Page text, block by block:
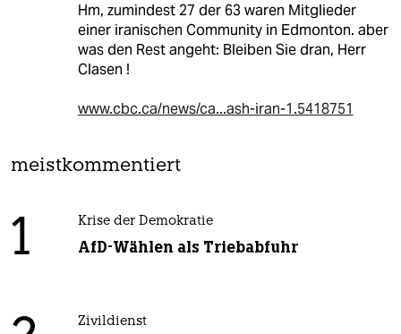
Hm, zumindest 27 der 63 waren Mitglieder
einer iranischen Community in Edmonton. aber
was den Rest angeht: Bleiben Sie dran, Herr
Clasen !
www.cbc.ca/news/ca...ash-iran-1.5418751
meistkommentiert
1 Krise der Demokratie
AfD-Wählen als Triebabfuhr
Zivildienst